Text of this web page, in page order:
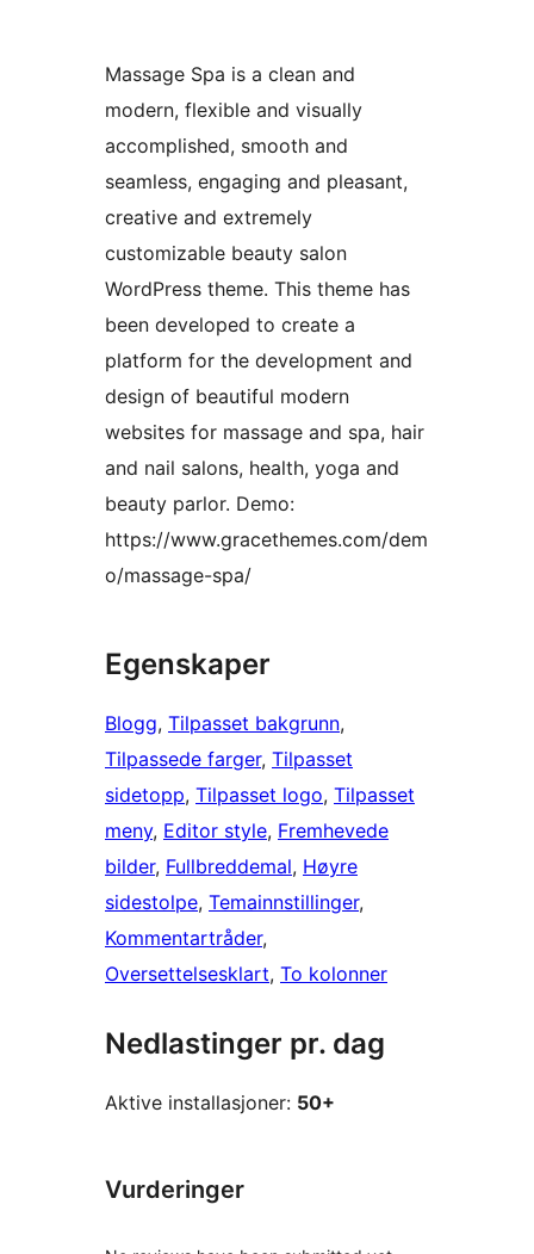
Massage Spa is a clean and
modern, flexible and visually
accomplished, smooth and
seamless, engaging and pleasant,
creative and extremely
customizable beauty salon
WordPress theme. This theme has
been developed to create a
platform for the development and
design of beautiful modern
websites for massage and spa, hair
and nail salons, health, yoga and
beauty parlor. Demo:
https://www.gracethemes.com/dem
o/massage-spa/
Egenskaper
Blogg, Tilpasset bakgrunn
Tilpassede farger, Tilpasset
sidetopp, Tilpasset logo, Tilpasset
meny, Editor style, Fremhevede
bilder, Fullbreddemal, Høyre
sidestolpe, Temainnstillinger
Kommentartråder
Oversettelsesklart, To kolonner
Nedlastinger pr. dag
Aktive installasjoner: 50+
Vurderinger